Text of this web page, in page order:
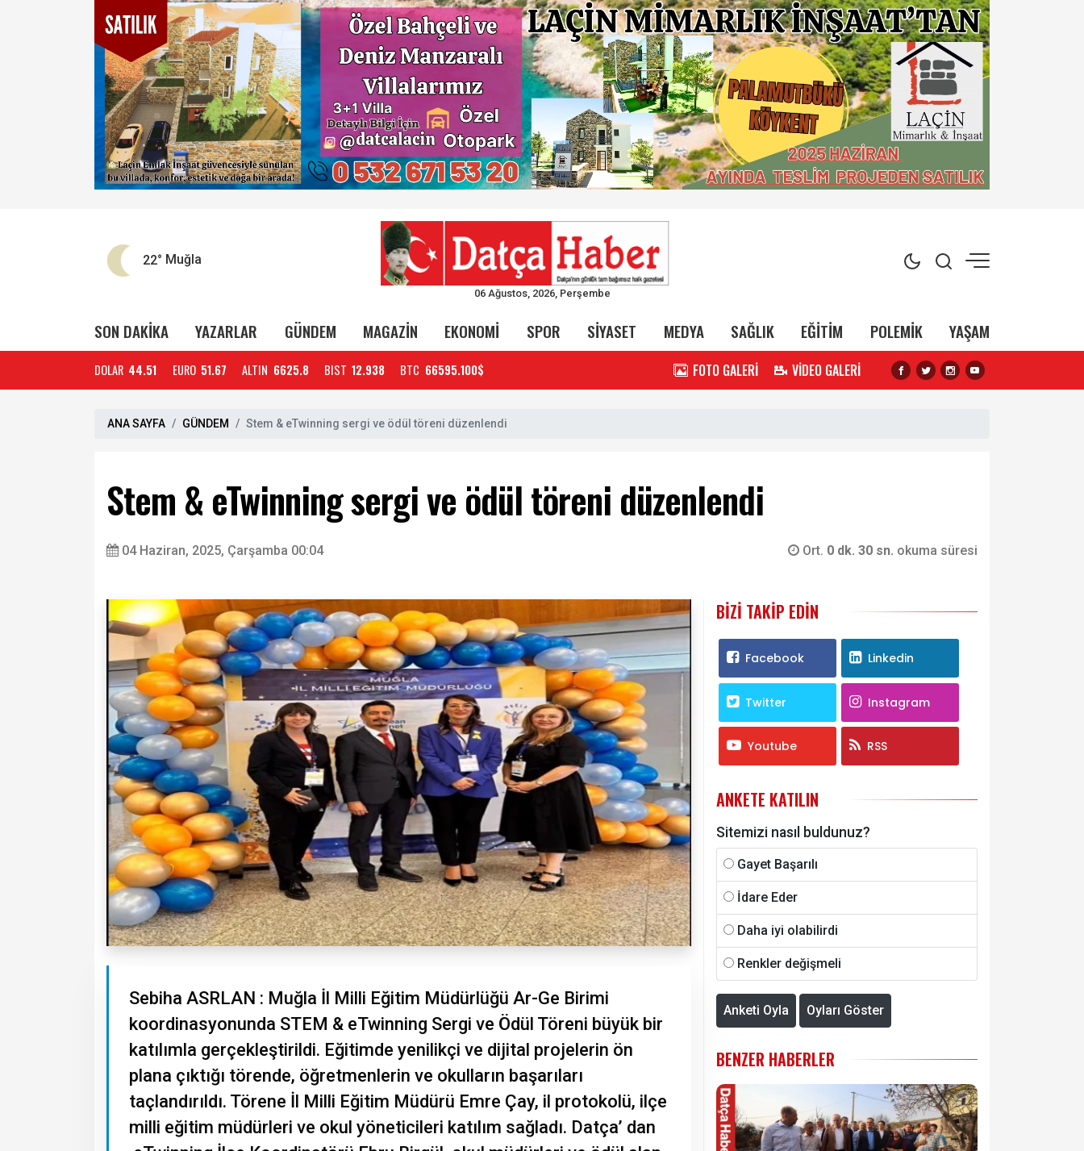
22° Muğla
06 Ağustos, 2026, Perşembe
SON DAKİKA YAZARLAR GÜNDEM MAGAZİN EKONOMİ SPOR SİYASET MEDYA SAĞLIK EĞİTİM POLEMİK YAŞAM
DOLAR 44.51 EURO 51.67 ALTIN 6625.8 BIST 12.938 BTC 66595.100$ FOTO GALERİ VİDEO GALERİ
ANA SAYFA GÜNDEM Stem & eTwinning sergi ve ödül töreni düzenlendi
Stem & eTwinning sergi ve ödül töreni düzenlendi
04 Haziran, 2025, Çarşamba 00:04 Ort. 0 dk. 30 sn. okuma süresi
Sebiha ASRLAN : Muğla İl Milli Eğitim Müdürlüğü Ar-Ge Birimi
koordinasyonunda STEM & eTwinning Sergi ve Ödül Töreni büyük bir
katılımla gerçekleştirildi. Eğitimde yenilikçi ve dijital projelerin ön
plana çıktığı törende, öğretmenlerin ve okulların başarıları
taçlandırıldı. Törene İl Milli Eğitim Müdürü Emre Çay, il protokolü, ilçe
milli eğitim müdürleri ve okul yöneticileri katılım sağladı. Datça’ dan
BIZI TAKIP EDIN
Facebook Linkedin
Twitter Instagram
Youtube RSS
ANKETE KATILIN
Sitemizi nasıl buldunuz?
Gayet Başarılı
İdare Eder
Daha iyi olabilirdi
Renkler değişmeli
Anketi Oyla Oyları Göster
BENZER HABERLER